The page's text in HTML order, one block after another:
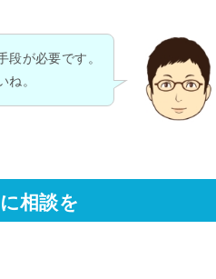
が必要です。
。
相談を